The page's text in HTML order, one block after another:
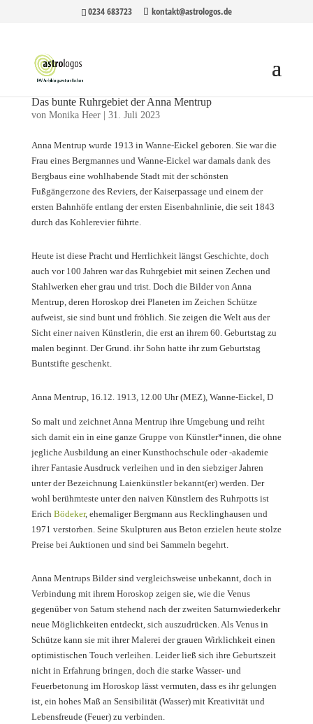
0234 683723 kontakt@astrologos.de
Das bunte Ruhrgebiet der Anna Mentrup
von Monika Heer| 31. Juli 2023
Anna Mentrup wurde 1913 in Wanne-Eickel geboren. Sie war die
Frau eines Bergmannes und Wanne-Eickel war damals dank des
Bergbaus eine wohlhabende Stadt mit der schönsten
Fußgängerzone des Reviers, der Kaiserpassage und einem der
ersten Bahnhöfe entlang der ersten Eisenbahnlinie, die seit 1843
durch das Kohlerevier führte.
Heute ist diese Pracht und Herrlichkeit längst Geschichte, doch
auch vor 100 Jahren war das Ruhrgebiet mit seinen Zechen und
Stahlwerken eher grau und trist. Doch die Bilder von Anna
Mentrup, deren Horoskop drei Planeten im Zeichen Schütze
aufweist, sie sind bunt und fröhlich. Sie zeigen die Welt aus der
Sicht einer naiven Künstlerin, die erst an ihrem 60. Geburtstag zu
malen beginnt. Der Grund. ihr Sohn hatte ihr zum Geburtstag
Buntstifte geschenkt.
Anna Mentrup, 16.12. 1913, 12.00 Uhr (MEZ), Wanne-Eickel, D
So malt und zeichnet Anna Mentrup ihre Umgebung und reiht
sich damit ein in eine ganze Gruppe von Künstler*innen, die ohne
jegliche Ausbildung an einer Kunsthochschule oder -akademie
ihrer Fantasie Ausdruck verleihen und in den siebziger Jahren
unter der Bezeichnung Laienkünstler bekannt(er) werden. Der
wohl berühmteste unter den naiven Künstlern des Ruhrpotts ist
Erich Bödeker, ehemaliger Bergmann aus Recklinghausen und
1971 verstorben. Seine Skulpturen aus Beton erzielen heute stolze
Preise bei Auktionen und sind bei Sammeln begehrt.
Anna Mentrups Bilder sind vergleichsweise unbekannt, doch in
Verbindung mit ihrem Horoskop zeigen sie, wie die Venus
gegenüber von Saturn stehend nach der zweiten Saturnwiederkehr
neue Möglichkeiten entdeckt, sich auszudrücken. Als Venus in
Schütze kann sie mit ihrer Malerei der grauen Wirklichkeit einen
optimistischen Touch verleihen. Leider ließ sich ihre Geburtszeit
nicht in Erfahrung bringen, doch die starke Wasser- und
Feuerbetonung im Horoskop lässt vermuten, dass es ihr gelungen
ist, ein hohes Maß an Sensibilität (Wasser) mit Kreativität und
Lebensfreude (Feuer) zu verbinden.